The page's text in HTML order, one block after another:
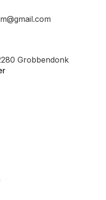
Grobbendonk